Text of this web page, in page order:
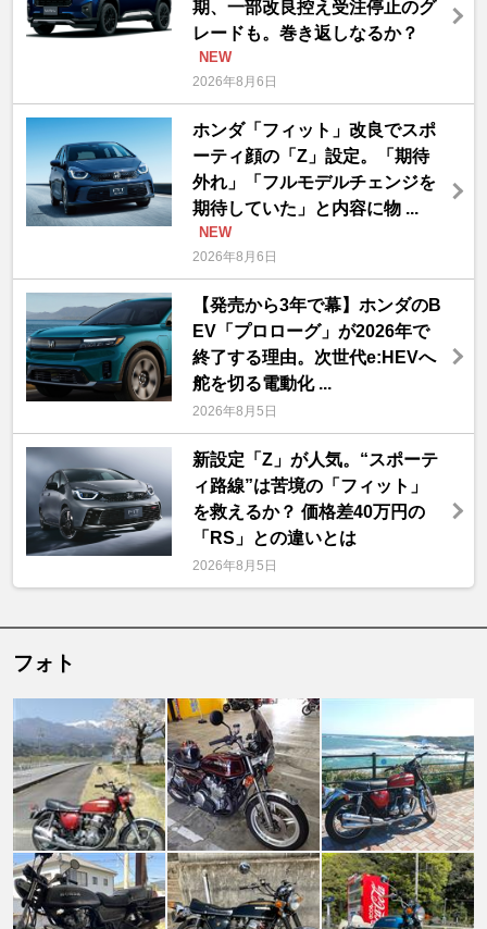
期、一部改良控え受注停止のグ
レードも。巻き返しなるか？
NEW
2026年8月6日
ホンダ「フィット」改良でスポ
ーティ顔の「Z」設定。「期待
外れ」「フルモデルチェンジを
期待していた」と内容に物 ...
NEW
2026年8月6日
【発売から3年で幕】ホンダのB
EV「プロローグ」が2026年で
終了する理由。次世代e:HEVへ
舵を切る電動化 ...
2026年8月5日
新設定「Z」が人気。“スポーテ
ィ路線”は苦境の「フィット」
を救えるか？ 価格差40万円の
「RS」との違いとは
2026年8月5日
フォト